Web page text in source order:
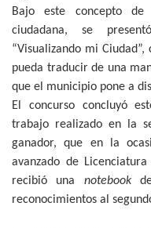
Bajo este concepto
ciudadana, se
“Visualizando mi
pueda traducir de una
que el municipio pone a
El concurso concluyó
trabajo realizado en la
ganador, que en la
avanzado de
recibió una notebookde
reconocimientos al